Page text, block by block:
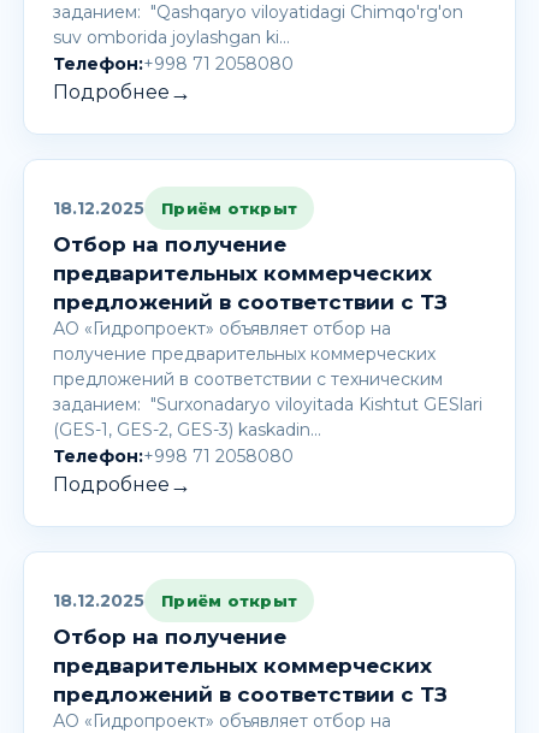
заданием: "Qashqaryo viloyatidagi Chimqo'rg'on
suv omborida joylashgan ki…
Телефон:+998 71 2058080
Подробнее →
18.12.2025 Приём открыт
Отбор на получение
предварительных коммерческих
предложений в соответствии с ТЗ
АО «Гидропроект» объявляет отбор на
получение предварительных коммерческих
предложений в соответствии с техническим
заданием: "Surxonadaryo viloyitada Kishtut GESlari
(GES-1, GES-2, GES-3) kaskadin…
Телефон:+998 71 2058080
Подробнее →
18.12.2025 Приём открыт
Отбор на получение
предварительных коммерческих
предложений в соответствии с ТЗ
АО «Гидропроект» объявляет отбор на